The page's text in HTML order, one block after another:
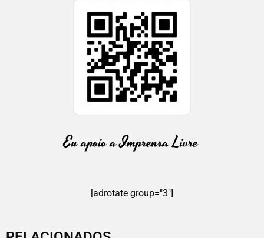
[adrotate group="3"]